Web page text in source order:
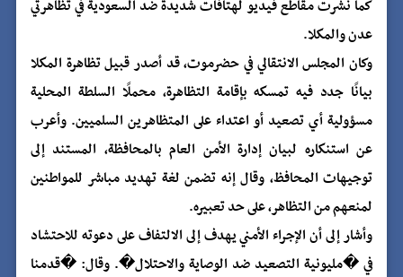
كما نشرت مقاطع فيديو لهتافات شديدة ضد السعودية في تظاهرتي
عدن والمكلا.
وكان المجلس الانتقالي في حضرموت، قد أصدر قبيل تظاهرة المكلا
بيانًا جدد فيه تمسكه بإقامة التظاهرة، محملًا السلطة المحلية
مسؤولية أي تصعيد أو اعتداء على المتظاهرين السلميين. وأعرب
عن استنكاره لبيان إدارة الأمن العام بالمحافظة، المستند إلى
توجيهات المحافظ، وقال إنه تضمن لغة تهديد مباشر للمواطنين
لمنعهم من التظاهر، على حد تعبيره.
وأشار إلى أن الإجراء الأمني يهدف إلى الالتفاف على دعوته للاحتشاد
في �مليونية التصعيد ضد الوصاية والاحتلال�. وقال: �قدمنا